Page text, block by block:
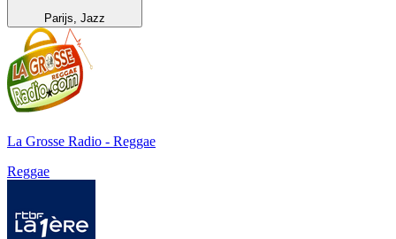
Parijs, Jazz
La Grosse Radio - Reggae
Reggae